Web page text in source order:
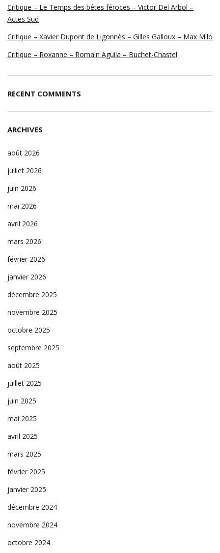
Critique – Le Temps des bêtes féroces – Victor Del Arbol –
Actes Sud
Critique – Xavier Dupont de Ligonnès – Gilles Galloux – Max Milo
Critique – Roxanne – Romain Aguila – Buchet-Chastel
RECENT COMMENTS
ARCHIVES
août 2026
juillet 2026
juin 2026
mai 2026
avril 2026
mars 2026
février 2026
janvier 2026
décembre 2025
novembre 2025
octobre 2025
septembre 2025
août 2025
juillet 2025
juin 2025
mai 2025
avril 2025
mars 2025
février 2025
janvier 2025
décembre 2024
novembre 2024
octobre 2024